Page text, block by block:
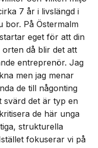
7 år i livslängd i
bor. På Östermalm
eget för att din
då blir det att
entreprenör. Jag
men jag menar
de till någonting
svärd det är typ en
de här unga
strukturella
fokuserar vi på